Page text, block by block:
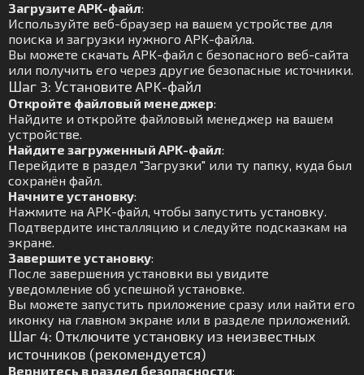
Загрузите APK-файл:
Используйте веб-браузер на вашем устройстве для
поиска и загрузки нужного APK-файла.
Вы можете скачать APK-файл с безопасного веб-сайта
или получить его через другие безопасные источники.
Шаг 3: Установите APK-файл
Откройте файловый менеджер:
Найдите и откройте файловый менеджер на вашем
устройстве.
Найдите загруженный APK-файл:
Перейдите в раздел "Загрузки" или ту папку, куда был
сохранён файл.
Начните установку:
Нажмите на APK-файл, чтобы запустить установку.
Подтвердите инсталляцию и следуйте подсказкам на
экране.
Завершите установку:
После завершения установки вы увидите
уведомление об успешной установке.
Вы можете запустить приложение сразу или найти его
иконку на главном экране или в разделе приложений.
Шаг 4: Отключите установку из неизвестных
источников (рекомендуется)
Вернитесь в раздел безопасности: